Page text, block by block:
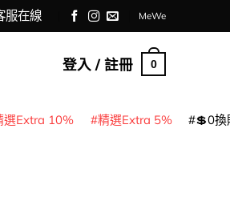
服在線 MeWe
登入 / 註冊 0
選Extra 10% 精選Extra 5% 💲0換